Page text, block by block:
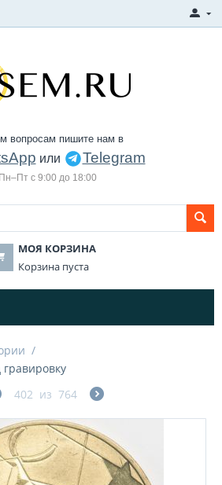
вопросам пишите нам в
или Telegram
Пн–Пт с 9:00 до 18:00
МОЯ КОРЗИНА
Корзина пуста
/
402 из 764